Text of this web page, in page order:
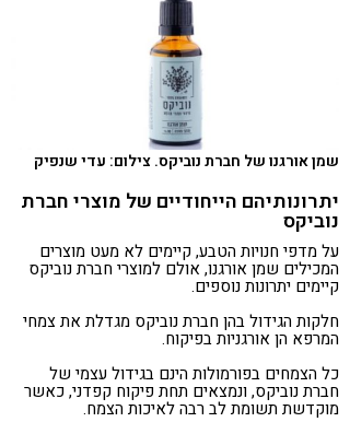
שמן אורגנו של חברת נוביקס. צילום: עדי שנפיק
יתרונותיהם הייחודיים של מוצרי חברת
נוביקס
על מדפי חנויות הטבע, קיימים לא מעט מוצרים
המכילים שמן אורגנו, אולם למוצרי חברת נוביקס
קיימים יתרונות נוספים.
חלקות הגידול בהן חברת נוביקס מגדלת את צמחי
המרפא הן אורגניות בפיקוח.
כל הצמחים בפורמולות הינם בגידול עצמי של
חברת נוביקס, ונמצאים תחת פיקוח קפדני, כאשר
מוקדשת תשומת לב רבה לאיכות הצמח.